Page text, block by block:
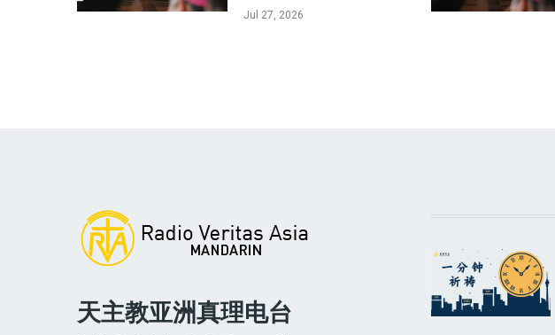
Jul 27, 2026
天主教亚洲真理电台